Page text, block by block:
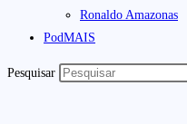
Ronaldo Amazonas
PodMAIS
Pesquisar